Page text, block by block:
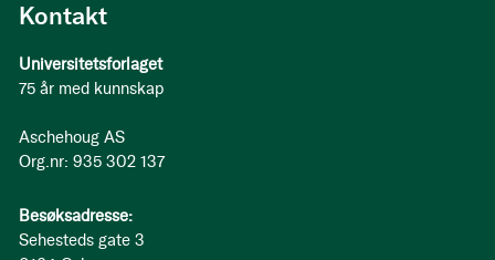
Kontakt
Universitetsforlaget
75 år med kunnskap
Aschehoug AS
Org.nr: 935 302 137
Besøksadresse:
Sehesteds gate 3